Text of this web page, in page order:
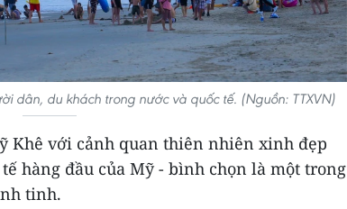
dân, du khách trong nước và quốc tế. (Nguồn: TTXVN)
Khê với cảnh quan thiên nhiên xinh đẹp
hàng đầu của Mỹ - bình chọn là một trong
tinh.